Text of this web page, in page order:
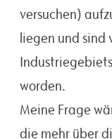
versuchen)
liegen und sind
worden.
Meine Frage
die mehr über